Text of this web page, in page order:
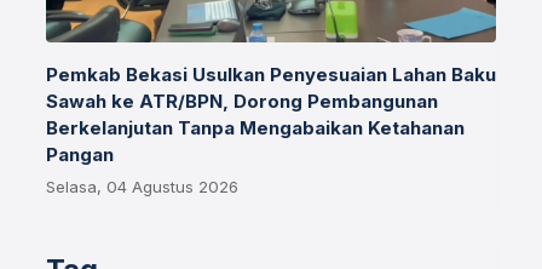
Pemkab Bekasi Usulkan Penyesuaian Lahan Baku
Sawah ke ATR/BPN, Dorong Pembangunan
Berkelanjutan Tanpa Mengabaikan Ketahanan
Pangan
Selasa, 04 Agustus 2026